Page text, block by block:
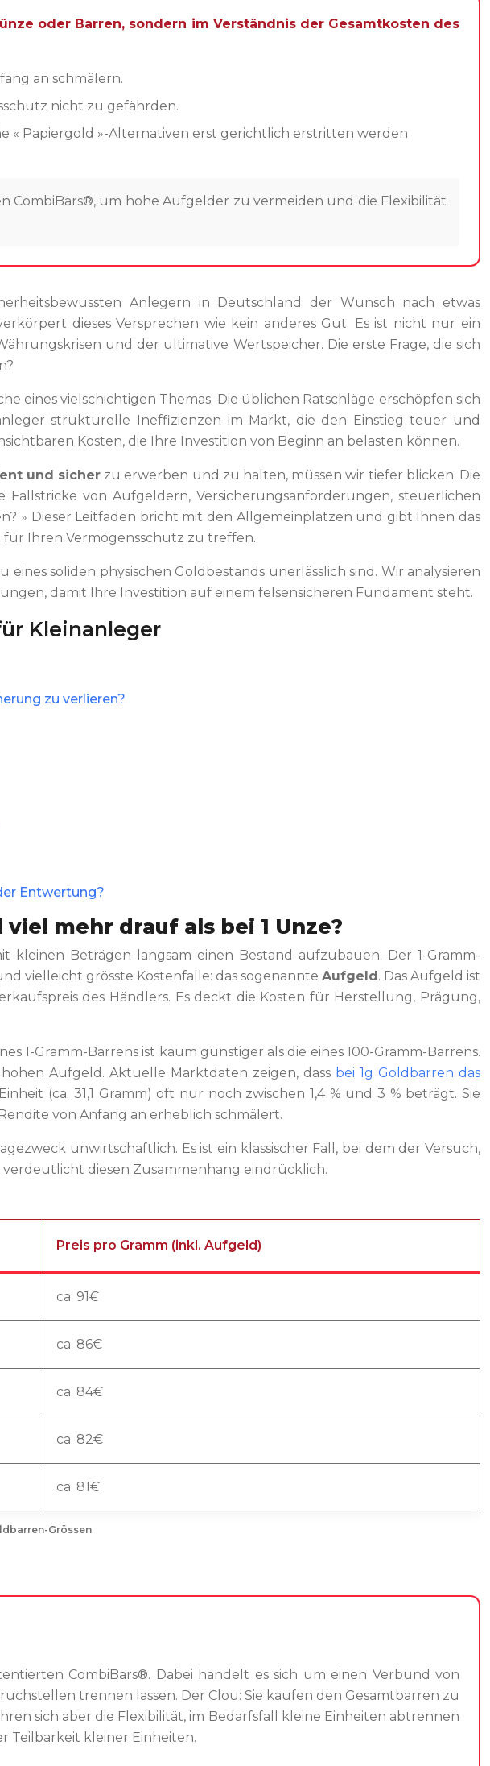
oder Barren, sondern im Verständnis der Gesamtkosten des
an schmälern.
nicht zu gefährden.
« Papiergold »-Alternativen erst gerichtlich erstritten werden
CombiBars®, um hohe Aufgelder zu vermeiden und die Flexibilität
Anlegern in Deutschland der Wunsch nach etwas
dieses Versprechen wie kein anderes Gut. Es ist nicht nur ein
und der ultimative Wertspeicher. Die erste Frage, die sich
eines vielschichtigen Themas. Die üblichen Ratschläge erschöpfen sich
strukturelle Ineffizienzen im Markt, die den Einstieg teuer und
Kosten, die Ihre Investition von Beginn an belasten können.
und sicher zu erwerben und zu halten, müssen wir tiefer blicken. Die
von Aufgeldern, Versicherungsanforderungen, steuerlichen
» Dieser Leitfaden bricht mit den Allgemeinplätzen und gibt Ihnen das
Ihren Vermögensschutz zu treffen.
soliden physischen Goldbestands unerlässlich sind. Wir analysieren
damit Ihre Investition auf einem felsensicheren Fundament steht.
Kleinanleger
zu verlieren?
Entwertung?
mehr drauf als bei 1 Unze?
Beträgen langsam einen Bestand aufzubauen. Der 1-Gramm-
vielleicht grösste Kostenfalle: das sogenannte Aufgeld. Das Aufgeld ist
des Händlers. Es deckt die Kosten für Herstellung, Prägung,
1-Gramm-Barrens ist kaum günstiger als die eines 100-Gramm-Barrens.
Aufgeld. Aktuelle Marktdaten zeigen, dass bei 1g Goldbarren das
(ca. 31,1 Gramm) oft nur noch zwischen 1,4 % und 3 % beträgt. Sie
von Anfang an erheblich schmälert.
unwirtschaftlich. Es ist ein klassischer Fall, bei dem der Versuch,
diesen Zusammenhang eindrücklich.
Grössen
Preis pro Gramm (inkl. Aufgeld)
ca. 91€
ca. 86€
ca. 84€
ca. 82€
ca. 81€
CombiBars®. Dabei handelt es sich um einen Verbund von
trennen lassen. Der Clou: Sie kaufen den Gesamtbarren zu
sich aber die Flexibilität, im Bedarfsfall kleine Einheiten abtrennen
Teilbarkeit kleiner Einheiten.